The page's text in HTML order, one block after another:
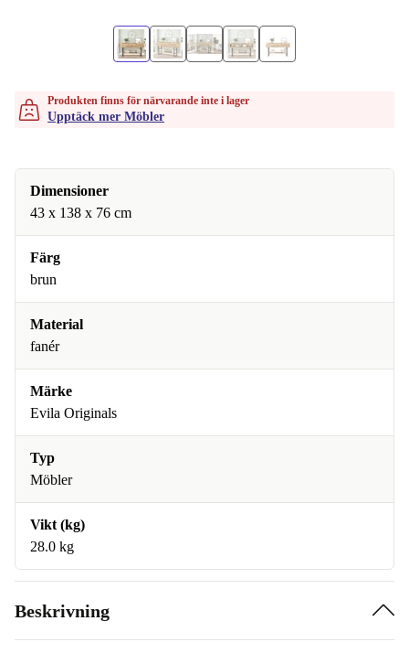
Produkten finns för närvarande inte i lager
Upptäck mer Möbler
Dimensioner
43 x 138 x 76 cm
Färg
brun
Material
fanér
Märke
Evila Originals
Typ
Möbler
Vikt (kg)
28.0 kg
Beskrivning